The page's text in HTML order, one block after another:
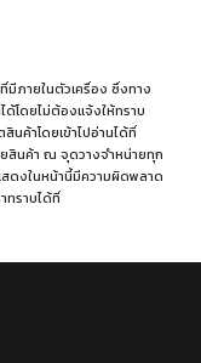
ภายในตัวเครื่อง ซึ่งทาง
ด้โดยไม่ต้องแจ้งให้ทราบ
นค้าโดยเข้าไปอ่านได้ที่
สินค้า ณ จุดวางจำหน่ายทุก
ดงในหน้านี้มีความผิดพลาด
ทราบได้ที่